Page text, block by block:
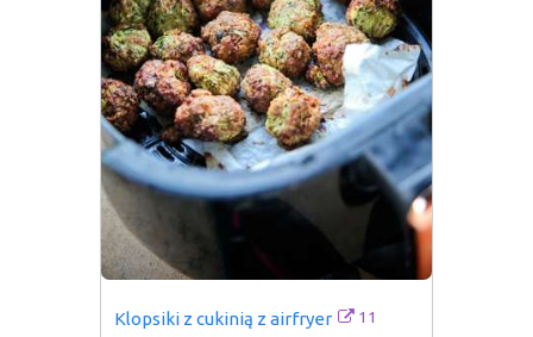
Klopsiki z cukinią z airfryer 11